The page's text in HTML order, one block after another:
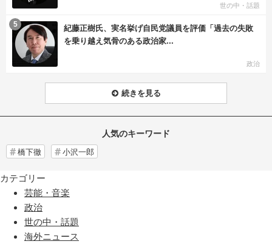
世の中・話題
紀藤正樹氏、実名挙げ自民党議員を評価「過去の失敗
を乗り越え気骨のある政治家...
政治
5
続きを見る
人気のキーワード
橋下徹 小沢一郎
カテゴリー
芸能・音楽
政治
世の中・話題
海外ニュース